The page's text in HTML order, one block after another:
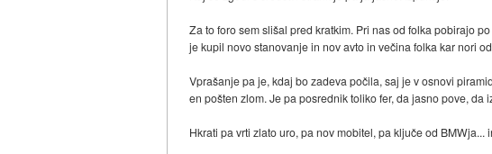
Za to foro sem slišal pred kratkim. Pri nas od folka pobirajo
je kupil novo stanovanje in nov avto in večina folka kar nori
Vprašanje pa je, kdaj bo zadeva počila, saj je v osnovi
en pošten zlom. Je pa posrednik toliko fer, da jasno pove,
Hkrati pa vrti zlato uro, pa nov mobitel, pa ključe od